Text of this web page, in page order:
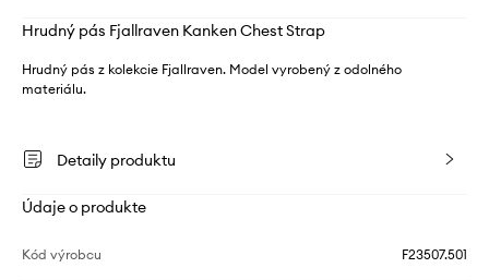
Hrudný pás Fjallraven Kanken Chest Strap
Hrudný pás z kolekcie Fjallraven. Model vyrobený z odolného
materiálu.
Detaily produktu
Údaje o produkte
Kód výrobcu F23507.501